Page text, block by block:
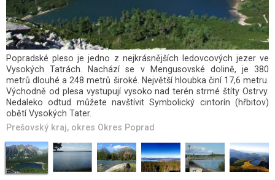
Rožmberk je svou rozlohou téměř 500 hektarů největší rybník
nejen v Jihočeském kraji a v České republice, ale i na celém světě.
Délka hráze činí 2355 m, rozloha vodní plochy je 489 ha. Největší
hloubka vody u stavidla je 10 m, ovšem hloubka vody na většině
plošné výměry rybníka je v průměru pouhých 120 cm.
Jihočeský kraj , okres Okres Jindřichův Hradec